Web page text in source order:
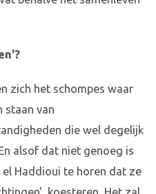
zich het schompes waar
staan van
die wel degelijk
alsof dat niet genoeg is
el Haddioui te horen dat ze